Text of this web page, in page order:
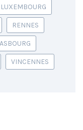
LUXEMBOURG
RENNES
VINCENNES